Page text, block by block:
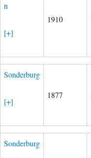
n
[+]
1910
Sonderburg
[+]
1877
Sonderburg